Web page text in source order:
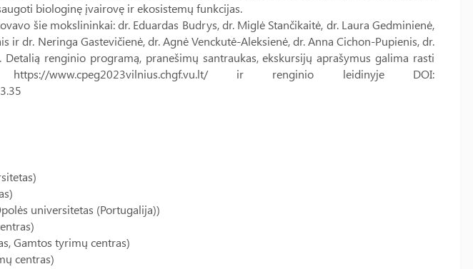
biologinę įvairovę ir ekosistemų funkcijas.
šie mokslininkai: dr. Eduardas Budrys, dr. Miglė Stančikaitė, dr. Laura Gedminienė,
ir dr. Neringa Gastevičienė, dr. Agnė Venckutė-Aleksienė, dr. Anna Cichon-Pupienis, dr.
Detalią renginio programą, pranešimų santraukas, ekskursijų aprašymus galima rasti
www.cpeg2023vilnius.chgf.vu.lt/ ir renginio leidinyje DOI:
universitetas (Portugalija))
Gamtos tyrimų centras)
centras)